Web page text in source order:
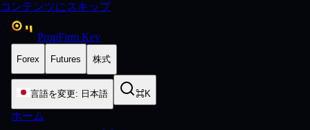
コンテンツにスキップ
PropFirm Key
Forex Futures 株式
言語を変更: 日本語 ⌘K
ホーム